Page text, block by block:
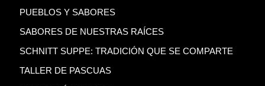
PUEBLOS Y SABORES
SABORES DE NUESTRAS RAÍCES
SCHNITT SUPPE: TRADICIÓN QUE SE COMPARTE
TALLER DE PASCUAS